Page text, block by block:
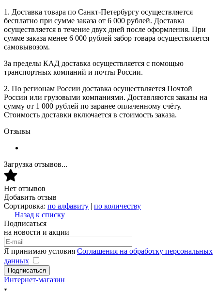
1. Доставка товара по Санкт-Петербургу осуществляется
бесплатно при сумме заказа от 6 000 рублей. Доставка
осуществляется в течение двух дней после оформления. При
сумме заказа менее 6 000 рублей забор товара осуществляется
самовывозом.
За пределы КАД доставка осуществляется с помощью
транспортных компаний и почты России.
2. По регионам России доставка осуществляется Почтой
России или грузовыми компаниями. Доставляются заказы на
сумму от 1 000 рублей по заранее оплаченному счёту.
Стоимость доставки включается в стоимость заказа.
Отзывы
Загрузка отзывов...
Нет отзывов
Добавить отзыв
Сортировка: по алфавиту | по количеству
Назад к списку
Подписаться
на новости и акции
Я принимаю условия Соглашения на обработку персональных
данных
Подписаться
Интернет-магазин